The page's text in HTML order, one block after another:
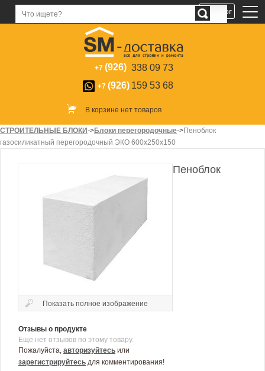
+7 (926) 338 09 73
+7 (926) 159 53 68
В корзине нет товаров
СТРОИТЕЛЬНЫЕ БЛОКИ->Блоки перегородочные->Пеноблок
газосиликатный перегородочный ЭКО 600х250х150
Показать полное изображение
Отзывы о продукте
Еще нет отзывов по этому товару.
Пожалуйста, авторизуйтесь или
зарегистрируйтесь для комментирования!
Пеноблок
Каталог